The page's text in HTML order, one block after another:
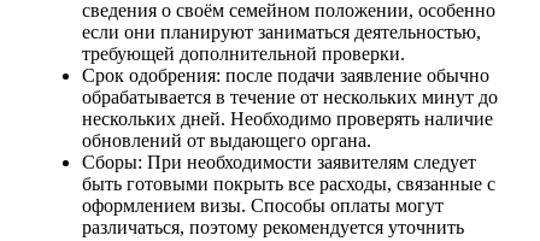
сведения о своём семейном положении, особенно
если они планируют заниматься деятельностью,
требующей дополнительной проверки.
Срок одобрения: после подачи заявление обычно
обрабатывается в течение от нескольких минут до
нескольких дней. Необходимо проверять наличие
обновлений от выдающего органа.
Сборы: При необходимости заявителям следует
быть готовыми покрыть все расходы, связанные с
оформлением визы. Способы оплаты могут
различаться, поэтому рекомендуется уточнить